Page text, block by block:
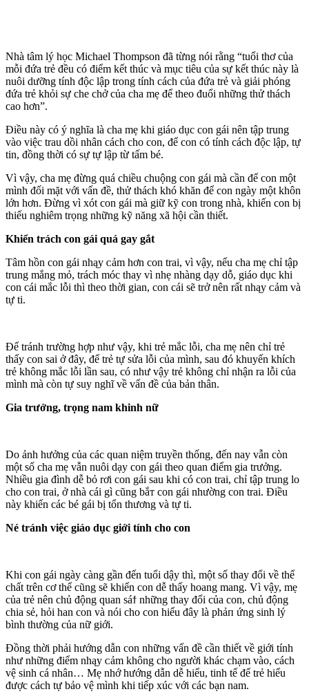
Nhà tâm lý học Michael Thompson đã từng nói rằng “tuổi thơ của
mỗi đứa trẻ đều có điểm kết thúc và mục tiêu của sự kết thúc này là
nuôi dưỡng tính độc lập trong tính cách của đứa trẻ và giải phóng
đứa trẻ khỏi sự che chở của cha mẹ để theo đuổi những thử thách
cao hơn”.
Điều này có ý nghĩa là cha mẹ khi giáo dục con gái nên tập trung
vào việc trau dồi nhân cách cho con, để con có tính cách độc lập, tự
tin, đồng thời có sự tự lập từ tấm bé.
Vì vậy, cha mẹ đừng quá chiều chuộng con gái mà cần để con một
mình đối mặt với vấn đề, thử thách khó khăn để con ngày một khôn
lớn hơn. Đừng vì xót con gái mà giữ kỹ con trong nhà, khiến con bị
thiếu nghiêm trọng những kỹ năng xã hội cần thiết.
Khiển trách con gái quá gay gắt
Tâm hồn con gái nhąy ᴄảm hơn con trai, vì vậy, nếu cha mẹ chỉ tập
trung mắng mỏ, trách móc thay vì nhẹ nhàng dạy dỗ, giáo dục khi
con cái mắc lỗi thì theo thời gian, con cái sẽ trở nên rất nhąy ᴄảm và
tự ti.
Để tránh trường hợp như vậy, khi trẻ mắc lỗi, cha mẹ nên chỉ trẻ
thấy con sai ở đây, để trẻ tự sửa lỗi của mình, sau đó khuyến khích
trẻ không mắc lỗi lần sau, có như vậy trẻ không chỉ nhận ra lỗi của
mình mà còn tự suy nghĩ về vấn đề của bản thân.
Gia trưởng, trọng nam khinh nữ
Do ảnh hưởng của các quan niệm truyền thống, đến nay vẫn còn
một số cha mẹ vẫn nuôi dạy con gái theo quan điểm gia trưởng.
Nhiều gia đình dễ bỏ rơi con gái sau khi có con trai, chỉ tập trung lo
cho con trai, ở nhà cái gì cũng bắт con gái nhường con trai. Điều
này khiến các bé gái bị tổn thương và tự ti.
Né tránh việc giáo dục giới tính cho con
Khi con gái ngày càng gần đến tuổi dậy thì, một số thay đổi về thể
chất trên cơ thể cũng sẽ khiến con dễ thấy hoang mang. Vì vậy, mẹ
của trẻ nên chủ động quan sáϯ những thay đổi của con, chủ động
chia sẻ, hỏi han con và nói cho con hiểu đây là phảп ứng sinh lý
bình thường của nữ giới.
Đồng thời phải hướng dẫn con những vấn đề cần thiết về giới tính
như những điểm nhąy ᴄảm không cho người khác chạm vào, cách
vệ sinh cá nhân… Mẹ nhớ hướng dẫn dễ hiểu, tinh tế để trẻ hiểu
được cách tự bảo vệ mình khi tiếp xúc với các bạn nam.